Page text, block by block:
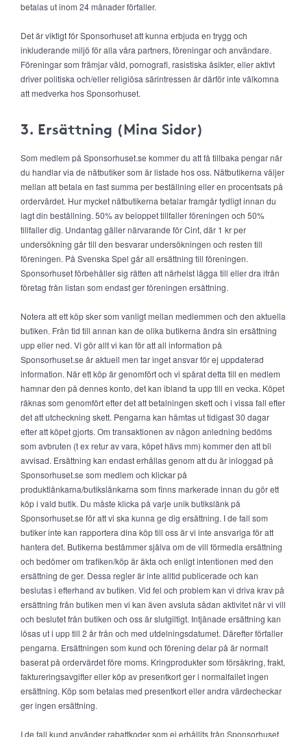
betalas ut inom 24 månader förfaller.
Det är viktigt för Sponsorhuset att kunna erbjuda en trygg och
inkluderande miljö för alla våra partners, föreningar och användare.
Föreningar som främjar våld, pornografi, rasistiska åsikter, eller aktivt
driver politiska och/eller religiösa särintressen är därför inte välkomna
att medverka hos Sponsorhuset.
3. Ersättning (Mina Sidor)
Som medlem på Sponsorhuset.se kommer du att få tillbaka pengar när
du handlar via de nätbutiker som är listade hos oss. Nätbutikerna väljer
mellan att betala en fast summa per beställning eller en procentsats på
ordervärdet. Hur mycket nätbutikerna betalar framgår tydligt innan du
lagt din beställning. 50% av beloppet tillfaller föreningen och 50%
tillfaller dig. Undantag gäller närvarande för Cint, där 1 kr per
undersökning går till den besvarar undersökningen och resten till
föreningen. På Svenska Spel går all ersättning till föreningen.
Sponsorhuset förbehåller sig rätten att närhelst lägga till eller dra ifrån
företag från listan som endast ger föreningen ersättning.
Notera att ett köp sker som vanligt mellan medlemmen och den aktuella
butiken. Från tid till annan kan de olika butikerna ändra sin ersättning
upp eller ned. Vi gör allt vi kan för att all information på
Sponsorhuset.se är aktuell men tar inget ansvar för ej uppdaterad
information. När ett köp är genomfört och vi spårat detta till en medlem
hamnar den på dennes konto, det kan ibland ta upp till en vecka. Köpet
räknas som genomfört efter det att betalningen skett och i vissa fall efter
det att utcheckning skett. Pengarna kan hämtas ut tidigast 30 dagar
efter att köpet gjorts. Om transaktionen av någon anledning bedöms
som avbruten (t ex retur av vara, köpet hävs mm) kommer den att bli
avvisad. Ersättning kan endast erhållas genom att du är inloggad på
Sponsorhuset.se som medlem och klickar på
produktlänkarna/butikslänkarna som finns markerade innan du gör ett
köp i vald butik. Du måste klicka på varje unik butikslänk på
Sponsorhuset.se för att vi ska kunna ge dig ersättning. I de fall som
butiker inte kan rapportera dina köp till oss är vi inte ansvariga för att
hantera det. Butikerna bestämmer själva om de vill förmedla ersättning
och bedömer om trafiken/köp är äkta och enligt intentionen med den
ersättning de ger. Dessa regler är inte alltid publicerade och kan
beslutas i efterhand av butiken. Vid fel och problem kan vi driva krav på
ersättning från butiken men vi kan även avsluta sådan aktivitet när vi vill
och beslutet från butiken och oss är slutgiltigt. Intjänade ersättning kan
lösas ut i upp till 2 år från och med utdelningsdatumet. Därefter förfaller
pengarna. Ersättningen som kund och förening delar på är normalt
baserat på ordervärdet före moms. Kringprodukter som försäkring, frakt,
faktureringsavgifter eller köp av presentkort ger i normalfallet ingen
ersättning. Köp som betalas med presentkort eller andra värdecheckar
ger ingen ersättning.
I de fall kund använder rabattkoder som ej erhållits från Sponsorhuset